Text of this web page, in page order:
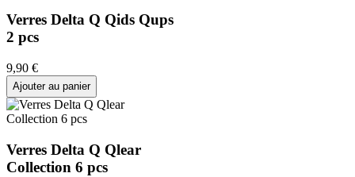
Verres Delta Q Qids Qups
2 pcs
9,90 €
Ajouter au panier
Verres Delta Q Qlear
Collection 6 pcs